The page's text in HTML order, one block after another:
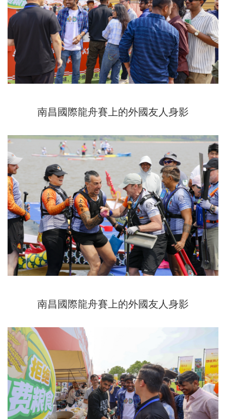
南昌國際龍舟賽上的外國友人身影
南昌國際龍舟賽上的外國友人身影